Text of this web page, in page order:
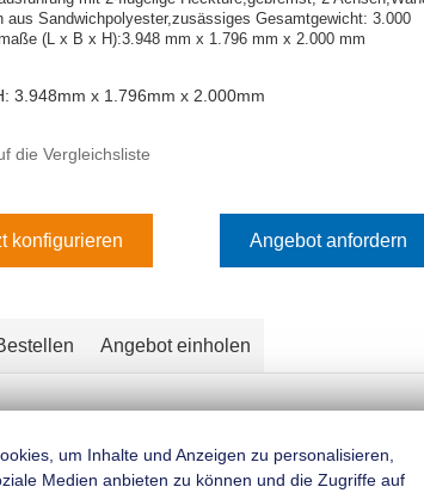
aus Sandwichpolyester,zusässiges Gesamtgewicht: 3.000
(L x B x H):3.948 mm x 1.796 mm x 2.000 mm
3.948mm x 1.796mm x 2.000mm
die Vergleichsliste
konfigurieren Angebot anfordern
Angebot einholen
Fahrverhalten;
um Inhalte und Anzeigen zu personalisieren,
Medien anbieten zu können und die Zugriffe auf